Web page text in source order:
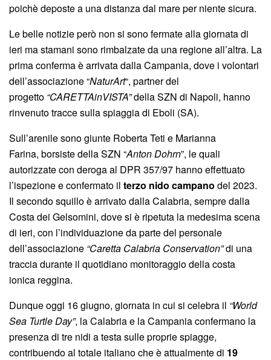
poichè deposte a una distanza dal mare per niente sicura.
Le belle notizie però non si sono fermate alla giornata di
ieri ma stamani sono rimbalzate da una regione all’altra. La
prima conferma è arrivata dalla Campania, dove i volontari
dell’associazione “NaturArt“, partner del
progetto “CARETTAinVISTA”della SZN di Napoli, hanno
rinvenuto tracce sulla spiaggia di Eboli (SA).
Sull’arenile sono giunte Roberta Teti e Marianna
Farina, borsiste della SZN “Anton Dohrn”, le quali
autorizzate con deroga al DPR 357/97 hanno effettuato
l’ispezione e confermato il terzo nido campano del 2023.
Il secondo squillo è arrivato dalla Calabria, sempre dalla
Costa dei Gelsomini, dove si è ripetuta la medesima scena
di ieri, con l’individuazione da parte del personale
dell’associazione “Caretta Calabria Conservation”di una
traccia durante il quotidiano monitoraggio della costa
ionica reggina.
Dunque oggi 16 giugno, giornata in cui si celebra il “World
Sea Turtle Day”, la Calabria e la Campania confermano la
presenza di tre nidi a testa sulle proprie spiagge,
contribuendo al totale italiano che è attualmente di 19